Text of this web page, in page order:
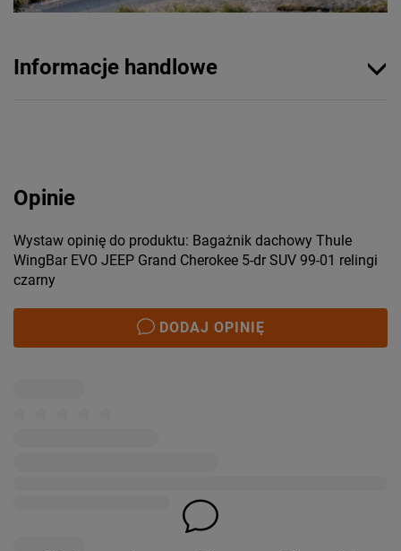
Informacje handlowe
Opinie
Wystaw opinię do produktu: Bagażnik dachowy Thule
WingBar EVO JEEP Grand Cherokee 5-dr SUV 99-01 relingi
czarny
DODAJ OPINIĘ